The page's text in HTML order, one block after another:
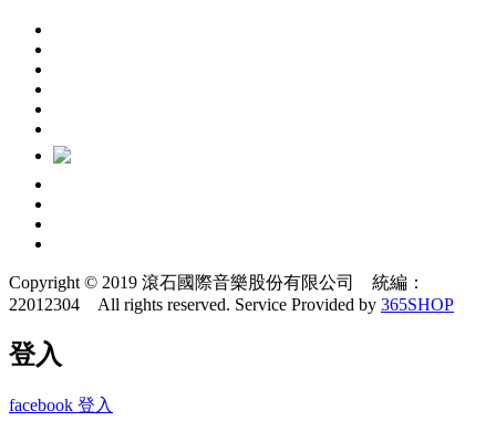
Copyright © 2019 滾石國際音樂股份有限公司 統編：
22012304 All rights reserved. Service Provided by 365SHOP
登入
facebook 登入